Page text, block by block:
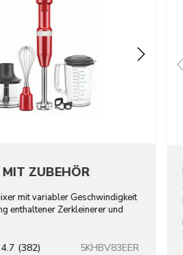
ZUBEHÖR
mit variabler Geschwindigkeit
enthaltener Zerkleinerer und
4.7 (382) 5KHBV83EER